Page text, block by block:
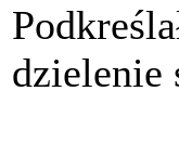
dzielenie